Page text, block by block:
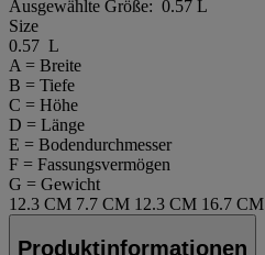
Ausgewählte Größe: 0.57 L
Size
0.57 L
A = Breite
B = Tiefe
C = Höhe
D = Länge
E = Bodendurchmesser
F = Fassungsvermögen
G = Gewicht
12.3 CM 7.7 CM 12.3 CM 16.7 CM
Produktinformationen